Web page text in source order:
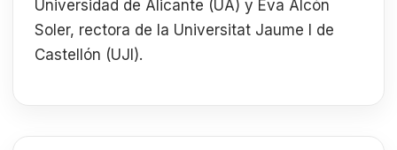
Universidad de Alicante (UA) y Eva Alcón
Soler, rectora de la Universitat Jaume I de
Castellón (UJI).